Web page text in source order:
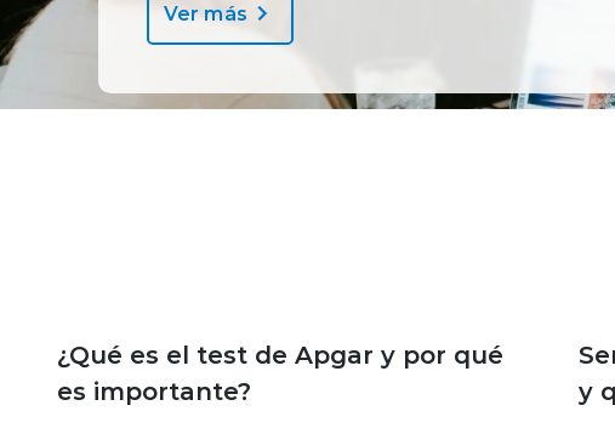
Ver más
¿Qué es el test de Apgar y por qué
es importante?
y